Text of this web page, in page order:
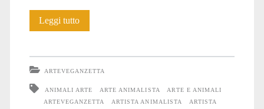
Leggi tuttoDóra
ARTEVEGANZETTA
ANIMALI ARTE ARTE ANIMALISTA
ARTE E ANIMALI
ARTEVEGANZETTA
ARTISTA ANIMALISTA
ARTISTA